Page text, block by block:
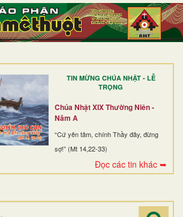
TIN MỪNG CHÚA NHẬT - LỄ
TRỌNG
Chúa Nhật XIX Thường Niên -
Năm A
“Cứ yên tâm, chính Thầy đây, đừng
sợ!” (Mt 14,22-33)
Đọc các tin khác ➥